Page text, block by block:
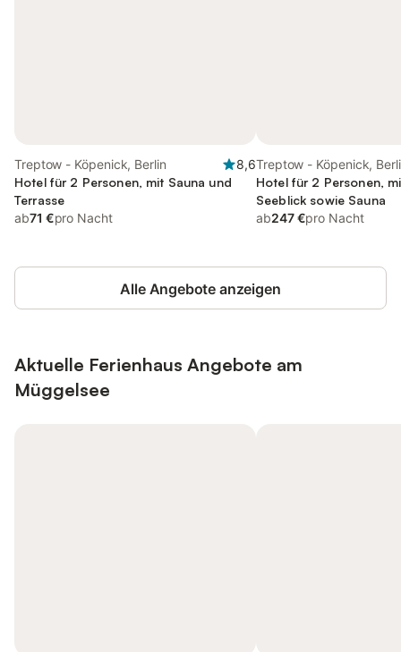
Treptow - Köpenick, Berlin
8,6
Hotel für 2 Personen, mit Sauna und
Terrasse
ab71 €pro Nacht
Treptow - Köpenick,
Hotel für 2 Personen,
Seeblick sowie Sauna
ab247 €pro Nacht
Alle Angebote anzeigen
Aktuelle Ferienhaus Angebote am
Müggelsee